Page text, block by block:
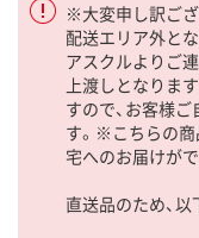
※大変申し訳ござ
配送エリア外と
アスクルよりご
上渡しとなりま
すので、お客様
す。※こちらの商
宅へのお届けが
直送品のため、